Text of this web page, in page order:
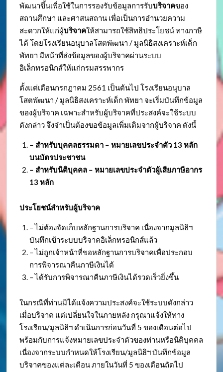
พัฒนาขึ้นเพื่อใช้ในการรองรับข้อมูลการรับบริจาคของ
สถานศึกษา และศาสนสถาน เพื่อเป็นการอำนวยความ
สะดวกให้แก่ผู้บริจาคให้สามารถใช้สิทธิประโยชน์ ทางภาษี
ได้ โดยโรงเรียนอนุบาลโสตพัฒนา / มูลนิธิสงเคราะห์เด็ก
พัทยา มีหน้าที่ส่งข้อมูลของผู้บริจาคผ่านระบบ
อิเล็กทรอนิกส์ให้แก่กรมสรรพากร
ตั้งแต่เดือนกรกฎาคม 2561 เป็นต้นไป โรงเรียนอนุบาล
โสตพัฒนา / มูลนิธิสงเคราะห์เด็ก พัทยา จะเริ่มบันทึกข้อมูล
ของผู้บริจาค เฉพาะสำหรับผู้บริจาคที่ประสงค์จะใช้ระบบ
ดังกล่าว จึงจำเป็นต้องขอข้อมูลเพิ่มเติมจากผู้บริจาค ดังนี้
– สำหรับบุคคลธรรมดา – หมายเลขประจำตัว 13 หลัก
บนบัตรประชาชน
– สำหรับนิติบุคคล – หมายเลขประจำตัวผู้เสียภาษีอากร
13 หลัก
ประโยชน์สำหรับผู้บริจาค
– ไม่ต้องจัดเก็บหลักฐานการบริจาค เนื่องจากมูลนิธิฯ
บันทึกเข้าระบบบริจาคอิเล็กทรอนิกส์แล้ว
– ไม่ถูกเจ้าหน้าที่ขอหลักฐานการบริจาคเพื่อประกอบ
การพิจารณาคืนภาษีเงินได้
– ได้รับการพิจารณาคืนภาษีเงินได้รวดเร็วยิ่งขึ้น
ในกรณีที่ท่านมิได้แจ้งความประสงค์จะใช้ระบบดังกล่าว
เมื่อบริจาค แต่เปลี่ยนใจในภายหลัง กรุณาแจ้งให้ทาง
โรงเรียน/มูลนิธิฯ ดำเนินการก่อนวันที่ 5 ของเดือนต่อไป
พร้อมกับการแจ้งหมายเลขประจำตัวของท่านหรือนิติบุคคล
เนื่องจากระบบกำหนดให้โรงเรียน/มูลนิธิฯ บันทึกข้อมูล
บริจาคของแต่ละเดือน ภายในวันที่ 5 ของเดือนถัดไป